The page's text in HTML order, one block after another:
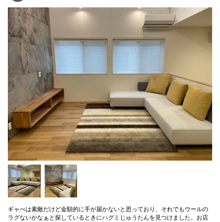
ギャべは素敵だけど金額的に手が届かないと思っており、それでもウールの
ラグないかなぁと探しているときにハグミじゅうたんを見つけました。お店